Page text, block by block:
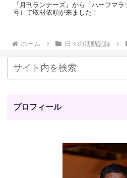
『月刊ランナーズ』から「ハーフマ
号）で取材依頼が来ました！
ホーム 日々の活動記録
プロフィール